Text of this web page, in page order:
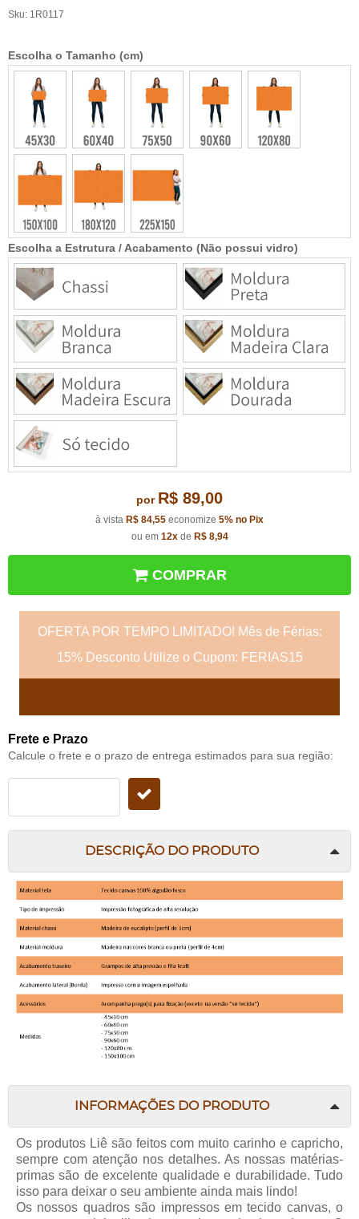
Sku: 1R0117
Escolha a Estrutura / Acabamento (Não possui vidro)
Escolha o Tamanho (cm)
por R$ 89,00
à vista R$ 84,55 economize 5% no Pix
ou em 12xde R$ 8,94
COMPRAR
OFERTA POR TEMPO LIMITADO! Mês de Férias:
15% Desconto Utilize o Cupom: FERIAS15
Frete e Prazo
Calcule o frete e o prazo de entrega estimados para sua região:
DESCRIÇÃO DO PRODUTO
INFORMAÇÕES DO PRODUTO
Os produtos Liê são feitos com muito carinho e capricho,
sempre com atenção nos detalhes. As nossas matérias-
primas são de excelente qualidade e durabilidade. Tudo
isso para deixar o seu ambiente ainda mais lindo!
Os nossos quadros são impressos em tecido canvas, o